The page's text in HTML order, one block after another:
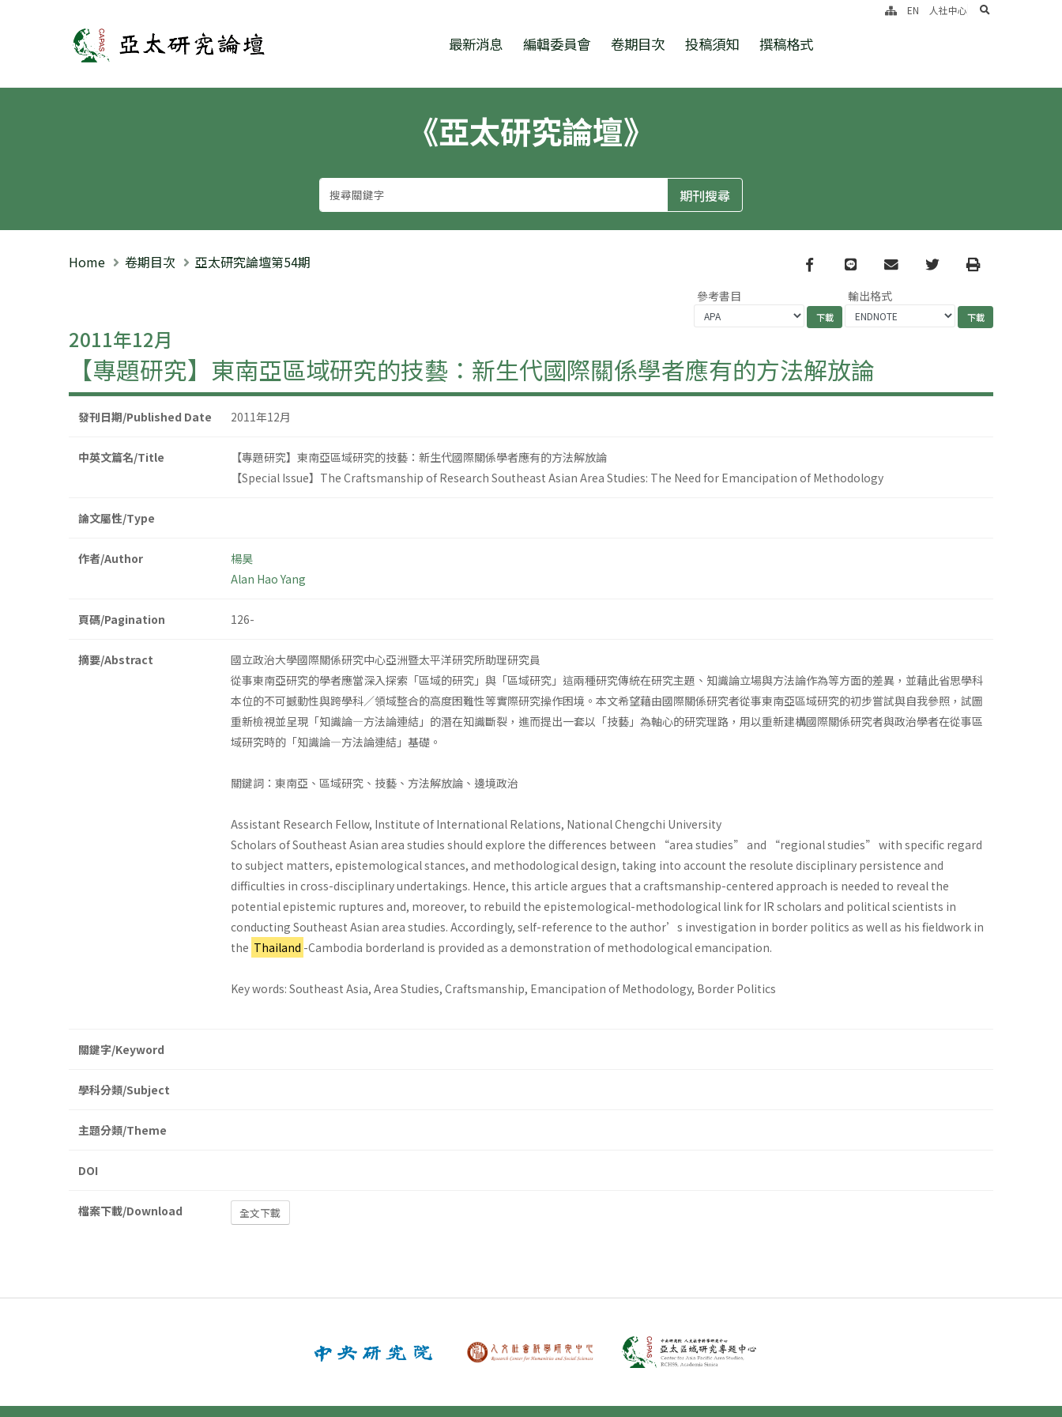
亞太研究論壇 最新消息 編輯委員會 卷期目次 投稿須知 撰稿格式
EN 人社中心 search
《亞太研究論壇》
Home 卷期目次 亞太研究論壇第54期 Facebook
line email TwitterPrint
參考書目 輸出格式
2011年12月
【專題研究】東南亞區域研究的技藝：新生代國際關係學者應有的方法解放論
發刊日期/Published Date 2011年12月
中英文篇名/Title
【專題研究】東南亞區域研究的技藝：新生代國際關係學者應有的方法解放論
【Special Issue】The Craftsmanship of Research Southeast Asian Area Studies: The Need for Emancipation of Methodology
論文屬性/Type
作者/Author
楊昊
Alan Hao Yang
頁碼/Pagination 126-
摘要/Abstract
國立政治大學國際關係研究中心亞洲暨太平洋研究所助理研究員
從事東南亞研究的學者應當深入探索「區域的研究」與「區域研究」這兩種研究傳統在研究主題、知識論立場與方法論作為等方面的差異，並藉此省思學科
本位的不可撼動性與跨學科／領域整合的高度困難性等實際研究操作困境。本文希望藉由國際關係研究者從事東南亞區域研究的初步嘗試與自我參照，試圖
重新檢視並呈現「知識論—方法論連結」的潛在知識斷裂，進而提出一套以「技藝」為軸心的研究理路，用以重新建構國際關係研究者與政治學者在從事區
域研究時的「知識論—方法論連結」基礎。
關鍵詞：東南亞、區域研究、技藝、方法解放論、邊境政治
Assistant Research Fellow, Institute of International Relations, National Chengchi University
Scholars of Southeast Asian area studies should explore the differences between “area studies” and “regional studies” with specific regard
to subject matters, epistemological stances, and methodological design, taking into account the resolute disciplinary persistence and
difficulties in cross-disciplinary undertakings. Hence, this article argues that a craftsmanship-centered approach is needed to reveal the
potential epistemic ruptures and, moreover, to rebuild the epistemological-methodological link for IR scholars and political scientists in
conducting Southeast Asian area studies. Accordingly, self-reference to the author’s investigation in border politics as well as his fieldwork in
the Thailand -Cambodia borderland is provided as a demonstration of methodological emancipation.
Key words: Southeast Asia, Area Studies, Craftsmanship, Emancipation of Methodology, Border Politics
關鍵字/Keyword
學科分類/Subject
主題分類/Theme
DOI
檔案下載/Download 全文下載